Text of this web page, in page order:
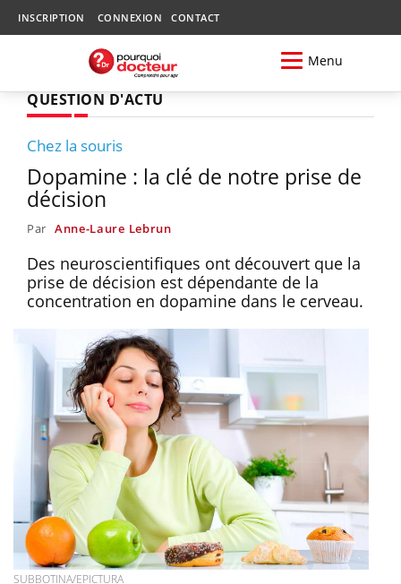
INSCRIPTION CONNEXION CONTACT
Menu
QUESTION D'ACTU
Chez la souris
Dopamine : la clé de notre prise de
décision
Par Anne-Laure Lebrun
Des neuroscientifiques ont découvert que la
prise de décision est dépendante de la
concentration en dopamine dans le cerveau.
SUBBOTINA/EPICTURA